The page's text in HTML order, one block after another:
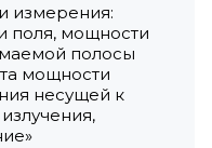
измерения:
поля, мощности
полосы
мощности
несущей к